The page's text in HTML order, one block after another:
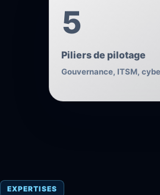
5
Piliers de pilotage
Gouvernance, ITSM,
EXPERTISES